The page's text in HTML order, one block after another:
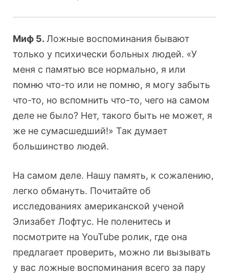
Миф 5. Ложные воспоминания бывают
только у психически больных людей. «У
меня с памятью все нормально, я или
помню что-то или не помню, я могу забыть
что-то, но вспомнить что-то, чего на самом
деле не было? Нет, такого быть не может, я
же не сумасшедший!» Так думает
большинство людей.
На самом деле. Нашу память, к сожалению,
легко обмануть. Почитайте об
исследованиях американской ученой
Элизабет Лофтус. Не поленитесь и
посмотрите на YouTube ролик, где она
предлагает проверить, можно ли вызывать
у вас ложные воспоминания всего за пару